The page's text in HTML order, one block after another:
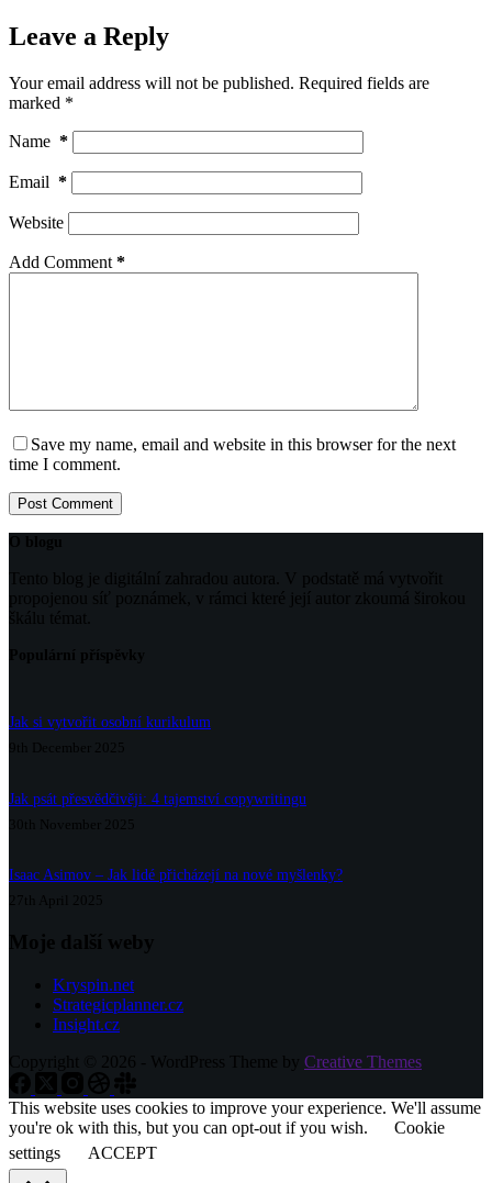
Leave a Reply
Your email address will not be published. Required fields are
marked *
Name *
Email *
Website
Add Comment *
Save my name, email and website in this browser for the next
time I comment.
Post Comment
O blogu
Tento blog je digitální zahradou autora. V podstatě má vytvořit
propojenou síť poznámek, v rámci které její autor zkoumá širokou
škálu témat.
Populární příspěvky
Jak si vytvořit osobní kurikulum
9th December 2025
Jak psát přesvědčivěji: 4 tajemství copywritingu
30th November 2025
Isaac Asimov – Jak lidé přicházejí na nové myšlenky?
27th April 2025
Moje další weby
Kryspin.net
Strategicplanner.cz
Insight.cz
Copyright © 2026 - WordPress Theme by Creative Themes
This website uses cookies to improve your experience. We'll assume
you're ok with this, but you can opt-out if you wish.
Cookie
settings
ACCEPT